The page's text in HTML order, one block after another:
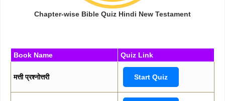
Chapter-wise Bible Quiz Hindi New Testament
Book Name Quiz Link
मत्ती प्रश्नोत्तरी Start Quiz